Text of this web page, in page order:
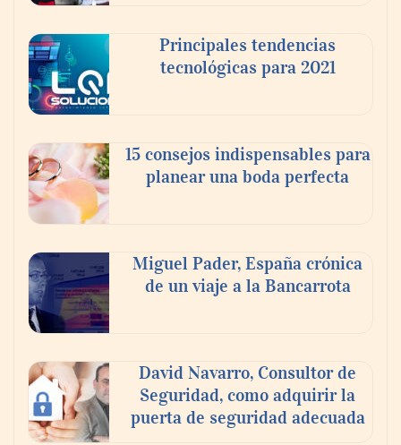
Eulalia Roig lanza ‘The Journal’, una
fotografía editorial
El voto del público será decisivo para
elegir a los ganadores del X Concurso de
Cementerios de España
Principales tendencias
tecnológicas para 2021
15 consejos indispensables para
planear una boda perfecta
Miguel Pader, España crónica
de un viaje a la Bancarrota
David Navarro, Consultor de
Seguridad, como adquirir la
puerta de seguridad adecuada